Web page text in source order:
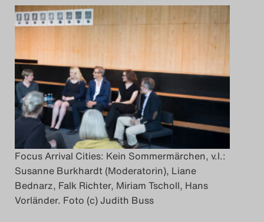
Focus Arrival Cities: Kein Sommermärchen, v.l.:
Susanne Burkhardt (Moderatorin), Liane
Bednarz, Falk Richter, Miriam Tscholl, Hans
Vorländer. Foto (c) Judith Buss